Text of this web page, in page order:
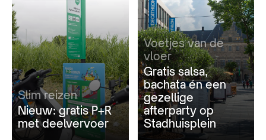
Slim reizen
Nieuw: gratis P+R
met deelvervoer
Voetjes van de
vloer
Gratis salsa,
bachata én een
gezellige
afterparty op
Stadhuisplein